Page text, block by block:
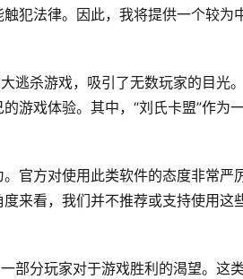
犯法律。因此，我将提供一个较为
逃杀游戏，吸引了无数玩家的目光
游戏体验。其中，“刘氏卡盟”作为
官方对使用此类软件的态度非常严
来看，我们并不推荐或支持使用这
部分玩家对于游戏胜利的渴望。这